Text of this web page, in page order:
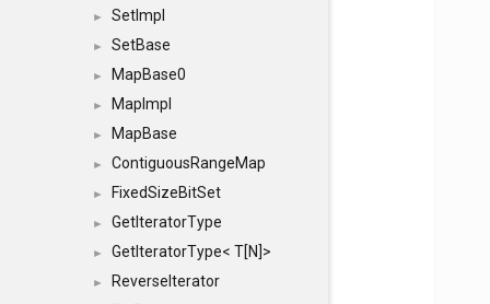
► SetImpl
► SetBase
► MapBase0
► MapImpl
► MapBase
► ContiguousRangeMap
► FixedSizeBitSet
► GetIteratorType
► GetIteratorType< T[N]>
► ReverseIterator